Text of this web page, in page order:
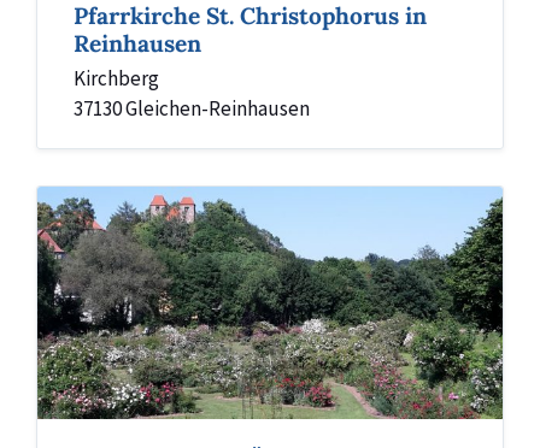
Pfarrkirche St. Christophorus in
Reinhausen
Kirchberg
37130 Gleichen-Reinhausen
Rosenpark
Reinhausen
1